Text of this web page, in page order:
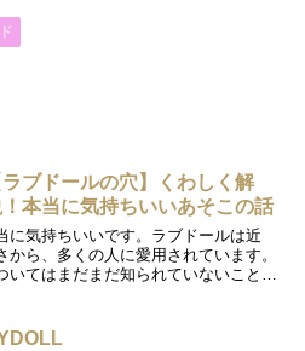
ラブドールの穴】くわしく解
本当に気持ちいいあそこの話
に気持ちいいです。ラブドールは近
ら、多くの人に愛用されています。
いてはまだまだ知られていないことも